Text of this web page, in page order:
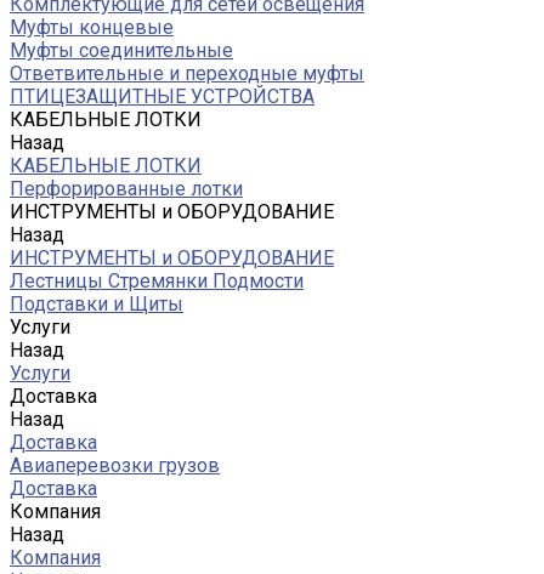
Муфты концевые
Муфты соединительные
Ответвительные и переходные муфты
ПТИЦЕЗАЩИТНЫЕ УСТРОЙСТВА
КАБЕЛЬНЫЕ ЛОТКИ
Назад
КАБЕЛЬНЫЕ ЛОТКИ
Перфорированные лотки
ИНСТРУМЕНТЫ и ОБОРУДОВАНИЕ
Назад
ИНСТРУМЕНТЫ и ОБОРУДОВАНИЕ
Лестницы Стремянки Подмости
Подставки и Щиты
Услуги
Назад
Услуги
Доставка
Назад
Доставка
Авиаперевозки грузов
Доставка
Компания
Назад
Компания